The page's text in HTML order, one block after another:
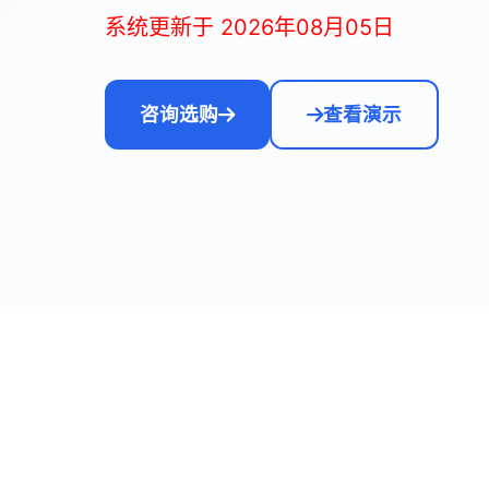
系统更新于 2026年08月05日
咨询选购 查看演示